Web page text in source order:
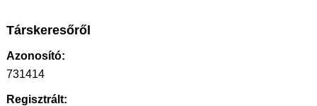
Társkeresőről
Azonosító:
731414
Regisztrált: